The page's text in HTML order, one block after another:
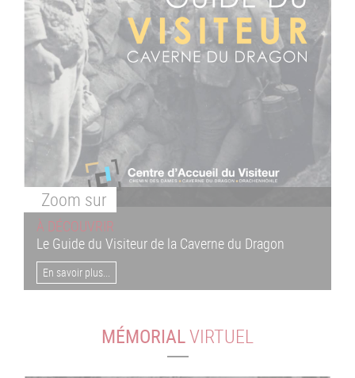
Zoom sur
À DÉCOUVRIR
Le Guide du Visiteur de la Caverne du Dragon
En savoir plus...
MÉMORIALVIRTUEL